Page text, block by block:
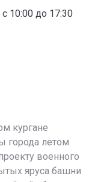
10:00 до 17:30
кургане
города летом
военного
яруса башни